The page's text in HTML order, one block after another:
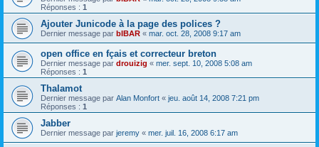
Réponses : 1
Ajouter Junicode à la page des polices ?
Dernier message par bIBAR « mar. oct. 28, 2008 9:17 am
open office en fçais et correcteur breton
Dernier message par drouizig « mer. sept. 10, 2008 5:08 am
Réponses : 1
Thalamot
Dernier message par Alan Monfort « jeu. août 14, 2008 7:21 pm
Réponses : 1
Jabber
Dernier message par jeremy « mer. juil. 16, 2008 6:17 am